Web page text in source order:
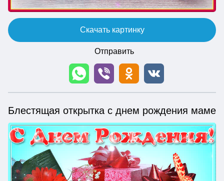
Скачать картинку
Отправить
Блестящая открытка с днем рождения маме